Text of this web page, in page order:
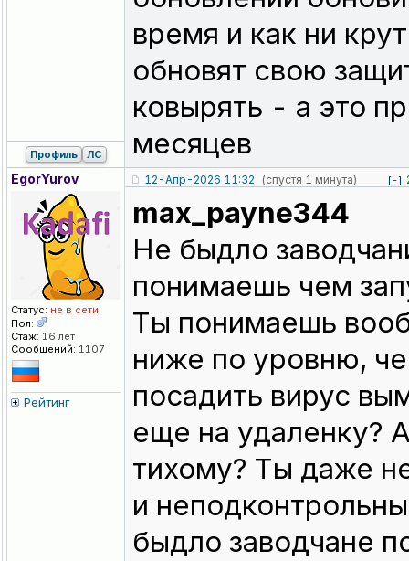
время и как ни
обновят свою
ковырять - а это
месяцев
Профиль ЛС
EgorYurov
Статус: не в сети
Пол:
Стаж: 16 лет
Сообщений: 1107
Рейтинг
12-Апр-2026 11:32 (спустя 1 минута) [-]
max_payne344
Не быдло
понимаешь чем
Ты понимаешь
ниже по уровню,
посадить вирус
еще на удаленку?
тихому? Ты даже
и
быдло заводчане